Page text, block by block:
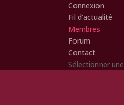
Connexion
Fil d’actualité
Membres
Forum
Contact
Sélectionner